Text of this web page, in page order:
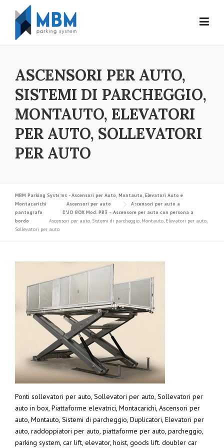
Skip to content
ASCENSORI PER AUTO,
SISTEMI DI PARCHEGGIO,
MONTAUTO, ELEVATORI
PER AUTO, SOLLEVATORI
PER AUTO
MBM Parking Systems - Ascensori per Auto, Montauto, Elevatori Auto e
Montacarichi
Ascensori per auto
Ascensori per auto a
pantografo
DUO BOX Mod. PB3 – Ascensore per auto con persona a
bordo
Ascensori per auto, Sistemi di parcheggio, Montauto, Elevatori per auto,
Sollevatori per auto
Ponti sollevatori per auto, Sollevatori per auto, Sollevatori per
auto in box, Piattaforme elevatrici, Montacarichi, Ascensori per
auto, Montauto, Sistemi di parcheggio, Duplicatori, Elevatori per
auto, raddoppiatori per auto, piattaforme per auto, parcheggio,
parking system, car lift, elevator, hoist, goods lift. doubler car